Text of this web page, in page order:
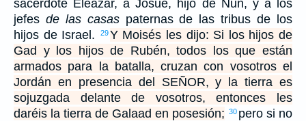
sacerdote Eleazar, a Josué, hijo de Nun, y a los
jefes de las casaspaternas de las tribus de los
hijos de Israel.
29Y Moisés les dijo: Si los hijos de
Gad y los hijos de Rubén, todos los que están
armados para la batalla, cruzan con vosotros el
Jordán en presencia del SEÑOR, y la tierra es
sojuzgada delante de vosotros, entonces les
daréis la tierra de Galaad en posesión; 30 pero si no